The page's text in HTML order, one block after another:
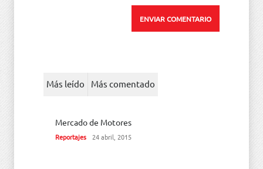
Más leído Más comentado
Mercado de Motores
Reportajes 24 abril, 2015